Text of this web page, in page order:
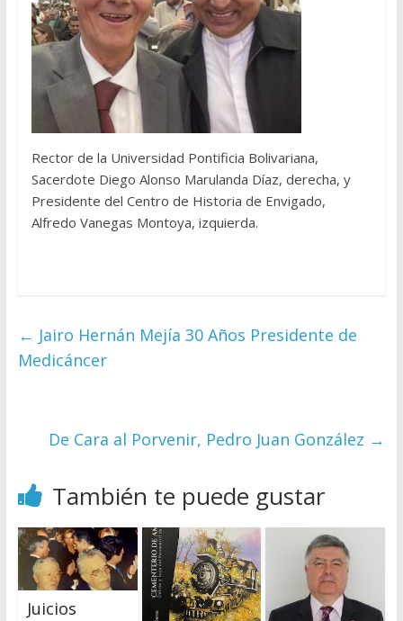
Rector de la Universidad Pontificia Bolivariana,
Sacerdote Diego Alonso Marulanda Díaz, derecha, y
Presidente del Centro de Historia de Envigado,
Alfredo Vanegas Montoya, izquierda.
← Jairo Hernán Mejía 30 Años Presidente de
Medicáncer
De Cara al Porvenir, Pedro Juan González →
También te puede gustar
Juicios